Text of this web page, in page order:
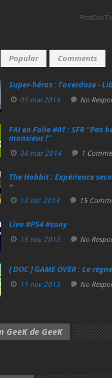
ProdBoxTV
Popular Comments
Super‑héros : l’overdose -
05 mai 2014 No
FAI en Folie #01 : SFR "Pas
monsieur !"
04 mar 2014 1
The Hobbit : Expérience
+
13 déc 2013 15
Live #PS4 #sony
15 nov 2013 No
[ DOC ] GAME OVER : Le
11 nov 2013 No
GeeK de GeeK